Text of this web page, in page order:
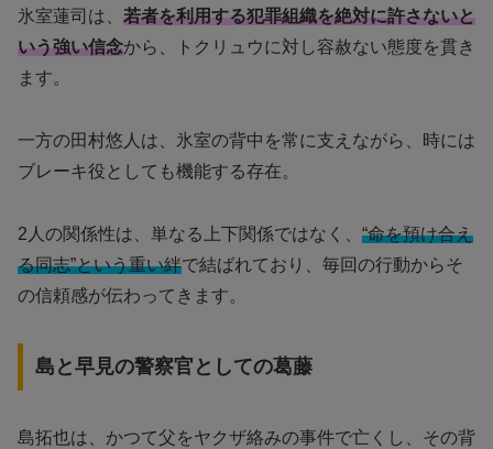
氷室蓮司は、 若者を利用する犯罪組織を絶対に許さないと
いう強い信念から、トクリュウに対し容赦ない態度を貫き
ます。
一方の田村悠人は、氷室の背中を常に支えながら、時には
ブレーキ役としても機能する存在。
2人の関係性は、単なる上下関係ではなく、 “命を預け合え
る同志”という重い絆で結ばれており、毎回の行動からそ
の信頼感が伝わってきます。
島と早見の警察官としての葛藤
島拓也は、かつて父をヤクザ絡みの事件で亡くし、その背